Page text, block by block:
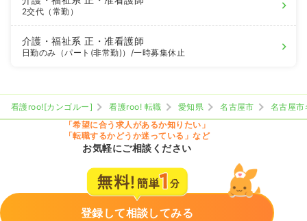
2交代（常勤）
介護・福祉系正・准看護師
日勤のみ（パート(非常勤)） /一時募集休止
看護roo![カンゴルー] 看護roo! 転職 愛知県 名古屋市
名古屋市
「希望に合う求人があるか知りたい」
「転職するかどうか迷っている」など
お気軽にご相談ください
登録して相談してみる